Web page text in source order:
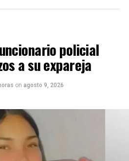
policial
a su expareja
on agosto 9, 2026